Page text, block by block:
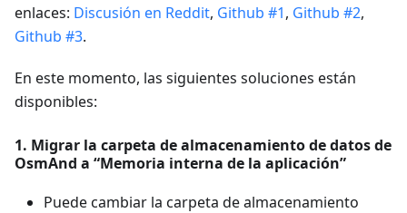
enlaces: Discusión en Reddit, Github #1, Github #2,
Github #3.
En este momento, las siguientes soluciones están
disponibles:
1. Migrar la carpeta de almacenamiento de datos de
OsmAnd a “Memoria interna de la aplicación”
Puede cambiar la carpeta de almacenamiento